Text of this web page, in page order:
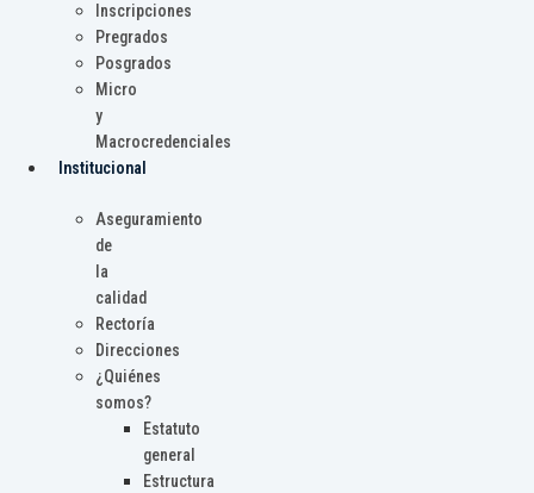
Inscripciones
Pregrados
Posgrados
Micro
y
Macrocredenciales
Institucional
Aseguramiento
de
la
calidad
Rectoría
Direcciones
¿Quiénes
somos?
Estatuto
general
Estructura